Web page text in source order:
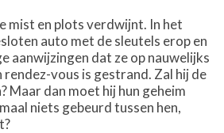
mist en plots verdwijnt. In het
auto met de sleutels erop en
aanwijzingen dat ze op nauwelijks
vous is gestrand. Zal hij de
Maar dan moet hij hun geheim
niets gebeurd tussen hen,